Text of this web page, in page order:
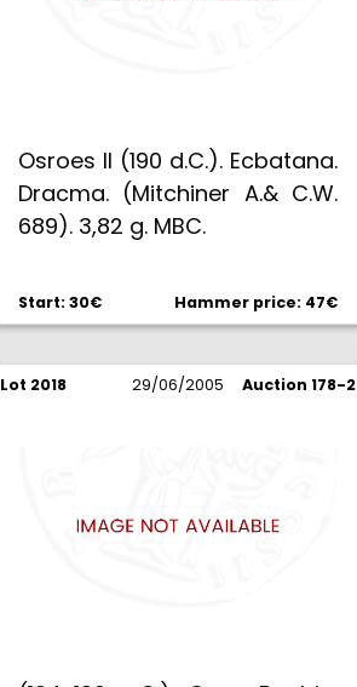
Osroes II (190 d.C.). Ecbatana.
Dracma. (Mitchiner A.& C.W.
689). 3,82 g. MBC.
Start: 30€ Hammer price: 47€
Lot 2018 29/06/2005 Auction 178-2